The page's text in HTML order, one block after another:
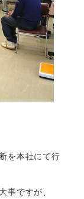
を本社にて行
事ですが、